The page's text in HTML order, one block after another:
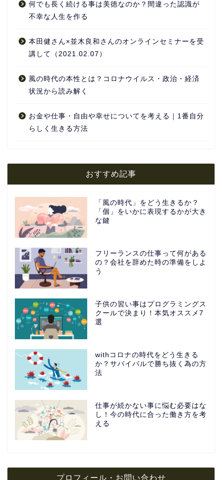
何でも長く続ける事は美徳なのか？間違った認識が
不幸な人生を作る
本田健さん×並木良和さんのオンラインセミナーを受
講して（2021.02.07）
風の時代の本性とは？コロナウイルス・政治・経済
状況から読み解く
お金や仕事・自由や幸せについてを考える｜1番自分
らしく生きる方法
おすすめ記事
「風の時代」をどう生きるか？
「個」をいかに表現するかが大き
な鍵
フリーランスの仕事って何がある
の？会社を辞めた時の準備をしよ
う
子供の習い事はプログラミングス
クールで決まり！本気オススメ7
選
withコロナの時代をどう生きる
か？サバイバルで勝ち抜く為の方
法
仕事が続かない事に悩む必要はな
し！今の時代に合った働き方を考
える
プロフィール・お問い合わせ